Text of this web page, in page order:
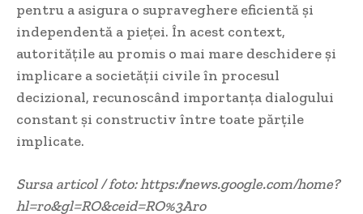
pentru a asigura o supraveghere eficientă și
independentă a pieței. În acest context,
autoritățile au promis o mai mare deschidere și
implicare a societății civile în procesul
decizional, recunoscând importanța dialogului
constant și constructiv între toate părțile
implicate.
Sursa articol / foto: https://news.google.com/home?
hl=ro&gl=RO&ceid=RO%3Aro